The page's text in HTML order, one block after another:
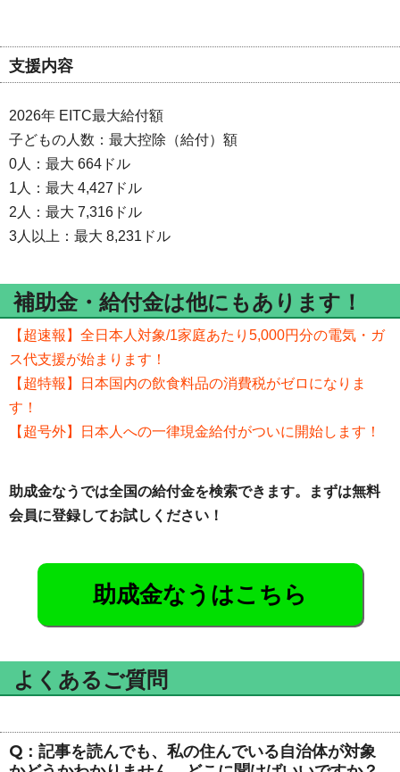
支援内容
2026年 EITC最大給付額
子どもの人数：最大控除（給付）額
0人：最大 664ドル
1人：最大 4,427ドル
2人：最大 7,316ドル
3人以上：最大 8,231ドル
補助金・給付金は他にもあります！
【超速報】全日本人対象/1家庭あたり5,000円分の電気・ガ
ス代支援が始まります！
【超特報】日本国内の飲食料品の消費税がゼロになりま
す！
【超号外】日本人への一律現金給付がついに開始します！
助成金なうでは全国の給付金を検索できます。まずは無料
会員に登録してお試しください！
助成金なうはこちら
よくあるご質問
Q：記事を読んでも、私の住んでいる自治体が対象